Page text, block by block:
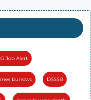
Job Alert
burrows DSSSB